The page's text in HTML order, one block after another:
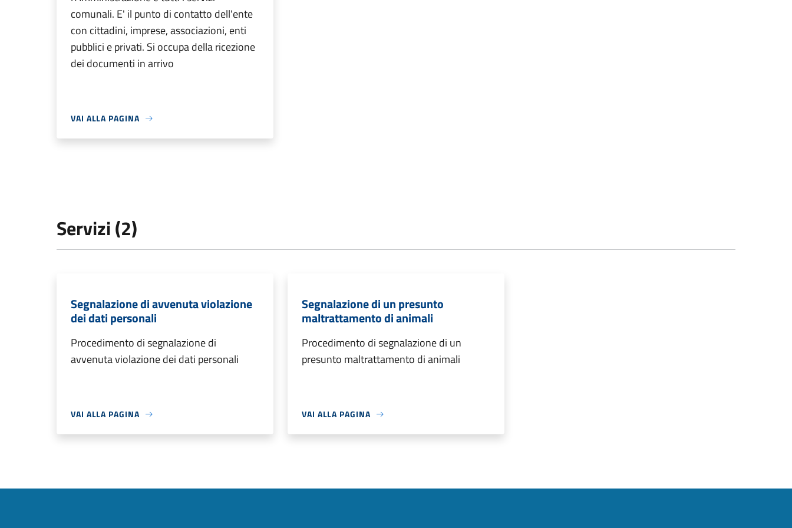
comunali. E' il punto di contatto dell'ente
con cittadini, imprese, associazioni, enti
pubblici e privati. Si occupa della ricezione
dei documenti in arrivo
VAI ALLA PAGINA
Servizi (2)
Segnalazione di avvenuta violazione
dei dati personali
Procedimento di segnalazione di
avvenuta violazione dei dati personali
VAI ALLA PAGINA
Segnalazione di un presunto
maltrattamento di animali
Procedimento di segnalazione di un
presunto maltrattamento di animali
VAI ALLA PAGINA